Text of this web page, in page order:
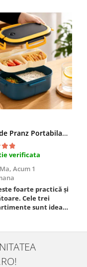
Cutie de Pranz Portabila cu Compartimente
verificata
Acum 1
foarte practică și
Cele trei
sunt ideale
fără scurgeri. O
aproape zilnic la
și sunt foarte